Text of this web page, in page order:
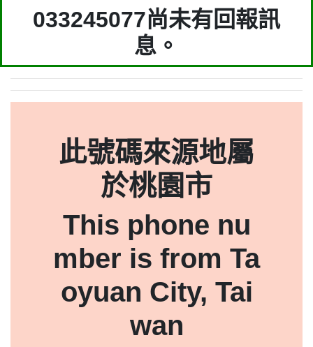
033245077尚未有回報訊
息。
此號碼來源地屬
於桃園市
This phone nu
mber is from Ta
oyuan City, Tai
wan